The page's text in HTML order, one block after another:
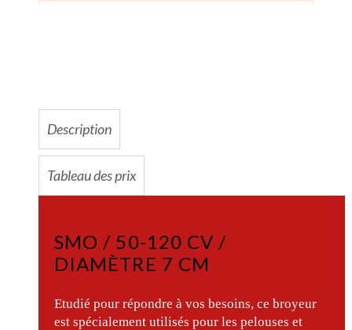
Description
Tableau des prix
SMO / 50-120 CV /
DIAMÈTRE 7 CM
Etudié pour répondre à vos besoins, ce broyeur
est spécialement utilisés pour les pelouses et